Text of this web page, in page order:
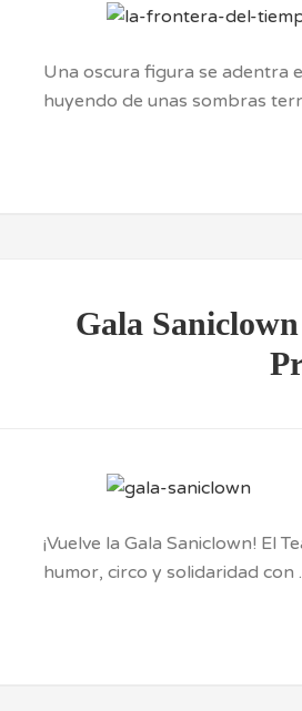
Una oscura figura se adentra
huyendo de unas sombras
Gala
¡Vuelve la Gala Saniclown! El
humor, circo y solidaridad